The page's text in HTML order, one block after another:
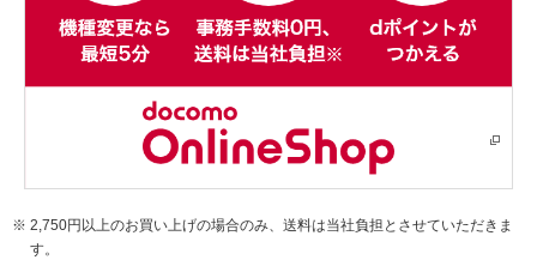
2,750円以上のお買い上げの場合のみ、送料は当社負担とさせていただきま
す。